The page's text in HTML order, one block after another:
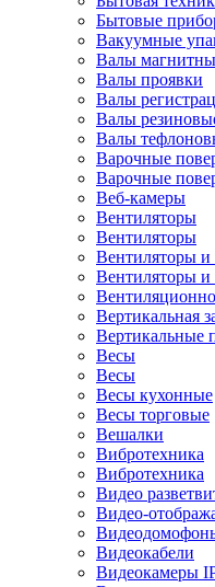
Бытовые
Вакуумные
Валы
Валы проявки
Валы
Валы
Валы
Варочные
Варочные
Веб-камеры
Вентиляторы
Вентиляторы
Вентиляторы и
Вентиляторы и
Вертикальная
Вертикальные
Весы
Весы
Весы кухонные
Весы торговые
Вешалки
Вибротехника
Вибротехника
Видео
Видео-
Видеокабели
Видеокамеры